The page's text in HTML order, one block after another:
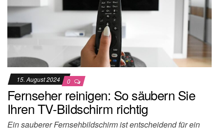
15. August 2024 0
Fernseher reinigen: So säubern Sie
Ihren TV-Bildschirm richtig
Ein sauberer Fernsehbildschirm ist entscheidend für ein